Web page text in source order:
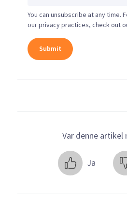
You can unsubscribe at any time.
our privacy practices, check out
Var denne artikel
Ja